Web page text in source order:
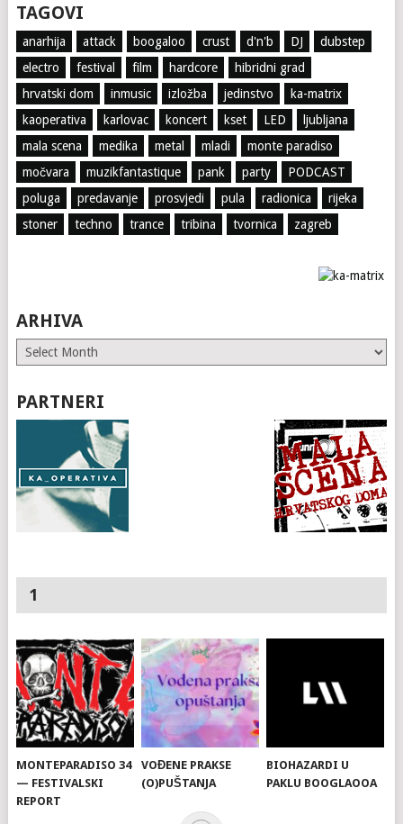
TAGOVI
anarhija attack boogaloo crust d'n'b DJ
dubstep
electro
festival film hardcore
hibridni grad
hrvatski dom
inmusic izložba jedinstvo
ka-matrix
kaoperativa
karlovac koncert kset LED
ljubljana
mala scena
medika metal mladi
monte paradiso
močvara
muzikfantastique pank party
PODCAST
poluga
predavanje prosvjedi pula radionica
rijeka
stoner
techno trance tribina tvornica zagreb
ARHIVA
ARHIVA
PARTNERI
1
MONTEPARADISO 34
— FESTIVALSKI
REPORT
VOĐENE PRAKSE
(O)PUŠTANJA
BIOHAZARDI U
PAKLU BOOGLAOOA